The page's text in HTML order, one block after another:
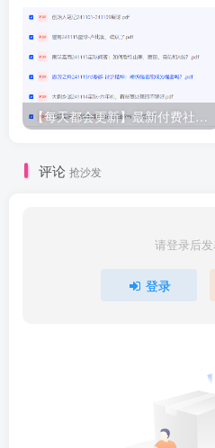
| └──本课程资料.zip 30.14M
├──19-【高级后台】： ASP.NET-
| ├──ASP.NET-MVC同步教材
| | └──ASP.NET-MVC鍚屾鏁欐潗
| ├──第01讲：开始ASP.NET-MVC
| | └──第01讲：开始ASP.NET-
| ├──第02讲：基于三层架构的
| ├──第03讲：Razor视图与数据传
| | └──第03讲：Razor视图与数据
| | └──第05讲：控制器详解
| | └──第06讲：MVC中的验证功能
| ├──第07讲：文件上传、下拉框、
| | └──第09讲：MVC中的分部视图
| ├──第10讲：网站配置、发布与部
├──20-【高级技能】：
【每天都会更新】最新付费社群公众号文章
评论 抢沙发
请登录后
登录